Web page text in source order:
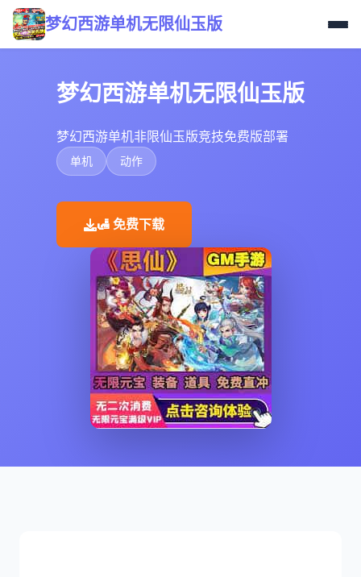
梦幻西游单机无限仙玉版
梦幻西游单机无限仙玉版
梦幻西游单机非限仙玉版竞技免费版部署
单机 动作
🛃 免费下载